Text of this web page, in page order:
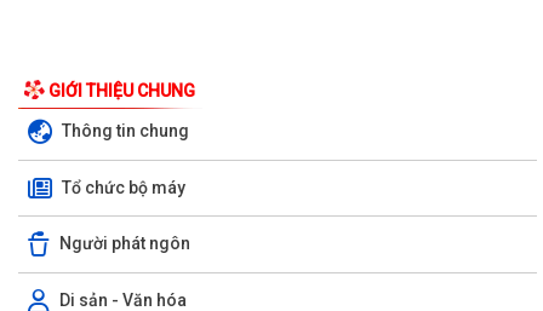
GIỚI THIỆU CHUNG
Thông tin chung
Tổ chức bộ máy
Người phát ngôn
Di sản - Văn hóa